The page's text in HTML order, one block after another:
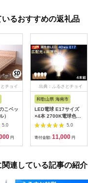
るおすすめの返礼品
チョイ
こベッ
）
5.0
円
出典：ふるさとチョイ
和歌山県 海南市
LED電球 E17サイズ
×4本 2700K電球色
aku1011664015.0
寄付金額: 11,000 円
連している記事の紹介